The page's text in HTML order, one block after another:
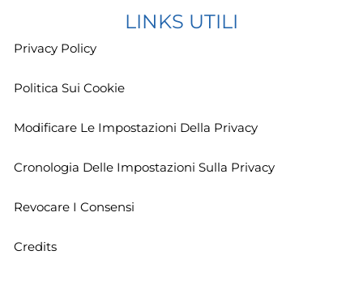
LINKS UTILI
Privacy Policy
Politica Sui Cookie
Modificare Le Impostazioni Della Privacy
Cronologia Delle Impostazioni Sulla Privacy
Revocare I Consensi
Credits